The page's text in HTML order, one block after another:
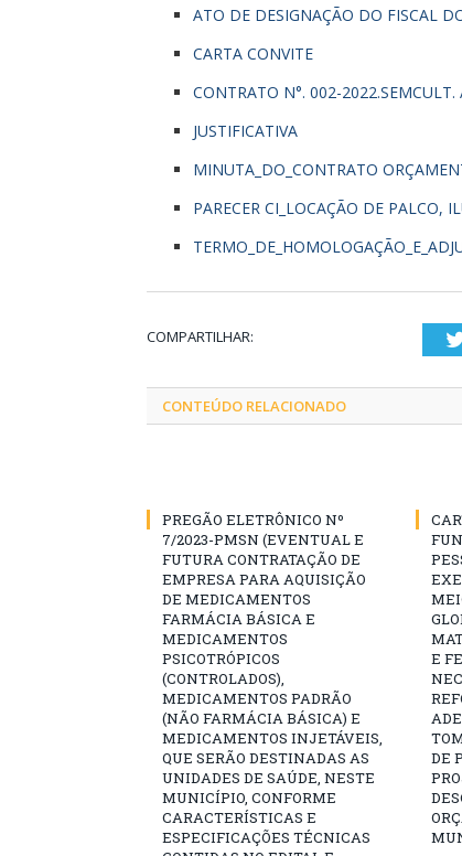
ATO DE DESIGNAÇÃO DO FISCAL
CARTA CONVITE
CONTRATO N°. 002-2022.SEMCULT.
JUSTIFICATIVA
MINUTA_DO_CONTRATO
PARECER CI_LOCAÇÃO DE PALCO,
COMPARTILHAR:
CONTEÚDO RELACIONADO
PREGÃO ELETRÔNICO Nº
7/2023-PMSN (EVENTUAL E
FUTURA CONTRATAÇÃO DE
EMPRESA PARA AQUISIÇÃO
DE MEDICAMENTOS
FARMÁCIA BÁSICA E
MEDICAMENTOS
PSICOTRÓPICOS
(CONTROLADOS),
MEDICAMENTOS PADRÃO
(NÃO FARMÁCIA BÁSICA) E
MEDICAMENTOS INJETÁVEIS,
QUE SERÃO DESTINADAS AS
UNIDADES DE SAÚDE, NESTE
MUNICÍPIO, CONFORME
CARACTERÍSTICAS E
ESPECIFICAÇÕES TÉCNICAS
E
DE